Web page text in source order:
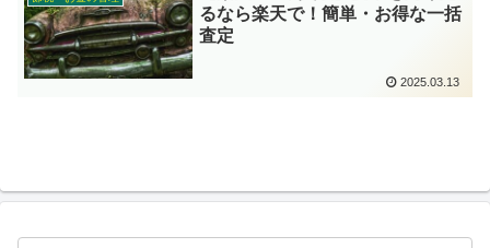
るなら楽天で！簡単・お得な一括
査定
2025.03.13